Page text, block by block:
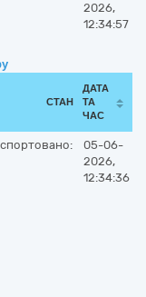
2026,
12:34:57
СТАН
ДАТА
ТА
ЧАС
05-06-
2026,
12:34:36